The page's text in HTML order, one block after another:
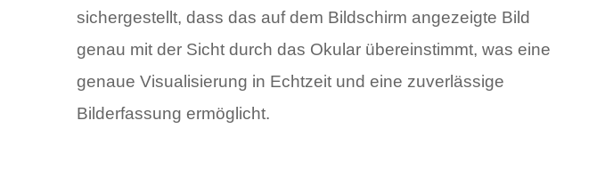
sichergestellt, dass das auf dem Bildschirm angezeigte Bild
genau mit der Sicht durch das Okular übereinstimmt, was eine
genaue Visualisierung in Echtzeit und eine zuverlässige
Bilderfassung ermöglicht.